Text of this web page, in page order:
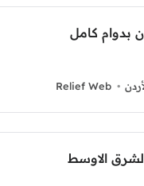
Relief Web
الاوسط